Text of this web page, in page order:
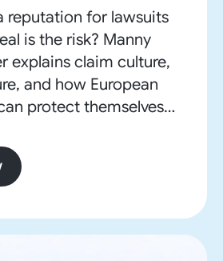
reputation for lawsuits
is the risk? Manny
explains claim culture,
and how European
protect themselves
to compliance and
episode offers a clear